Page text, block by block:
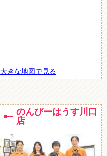
大きな地図で見る
のんびーはうす川口
店